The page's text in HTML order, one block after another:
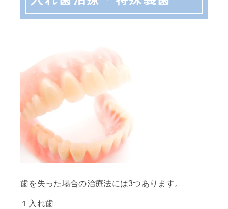
歯を失った場合の治療法には3つあります。
１入れ歯